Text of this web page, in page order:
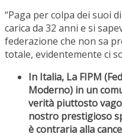
“Paga per colpa dei suoi
carica da 32 anni e si
federazione che non sa
totale, evidentemente ci
In Italia, La FIPM
Moderno) in un
verità piuttosto
nostro prestigioso
è contraria alla